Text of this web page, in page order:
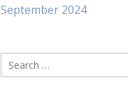
September 2024
Search
for: